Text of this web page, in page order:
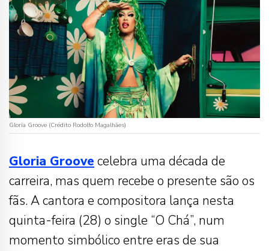
Gloria Groove (Crédito Rodolfo Magalhães)
Gloria Groove celebra uma década de
carreira, mas quem recebe o presente são os
fãs. A cantora e compositora lança nesta
quinta-feira (28) o single “O Chá”, num
momento simbólico entre eras de sua